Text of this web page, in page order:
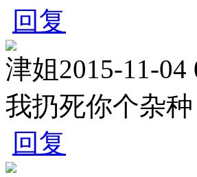
回复
津姐2015-11-04
我扔死你个杂
回复